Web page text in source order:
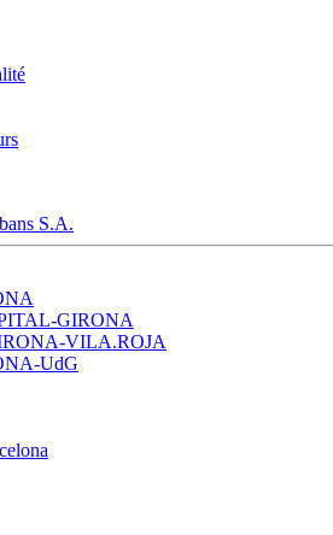
GIRONA
VILA.ROJA
UdG